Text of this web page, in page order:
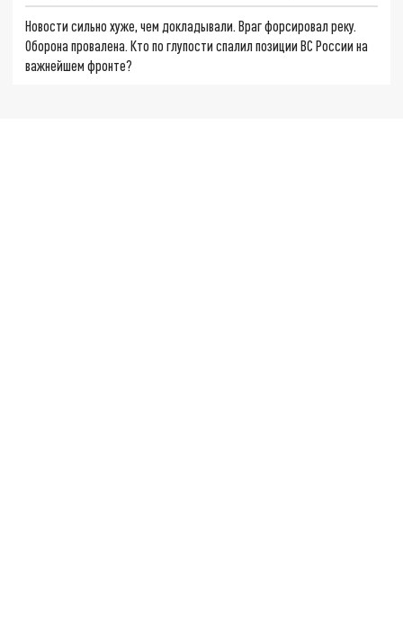
Новости сильно хуже, чем докладывали. Враг форсировал реку.
Оборона провалена. Кто по глупости спалил позиции ВС России на
важнейшем фронте?